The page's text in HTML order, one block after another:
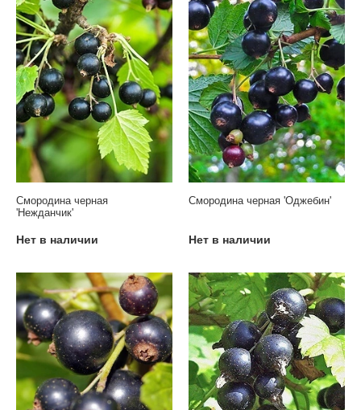
Смородина черная
'Нежданчик'
Нет в наличии
Смородина черная 'Оджебин'
Нет в наличии